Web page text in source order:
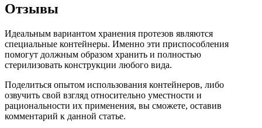
Отзывы
Идеальным вариантом хранения протезов являются
специальные контейнеры. Именно эти приспособления
помогут должным образом хранить и полностью
стерилизовать конструкции любого вида.
Поделиться опытом использования контейнеров, либо
озвучить свой взгляд относительно уместности и
рациональности их применения, вы сможете, оставив
комментарий к данной статье.